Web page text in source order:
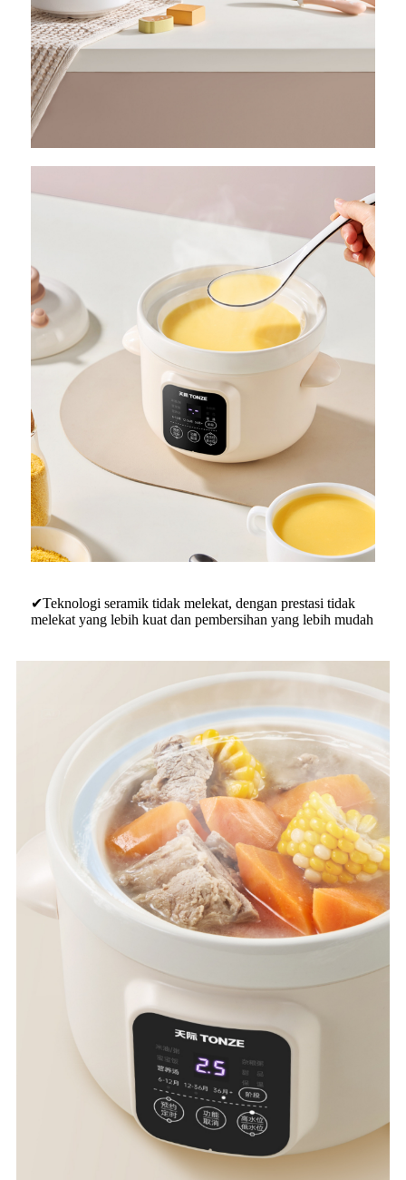
✔Teknologi seramik tidak melekat, dengan prestasi tidak
melekat yang lebih kuat dan pembersihan yang lebih mudah